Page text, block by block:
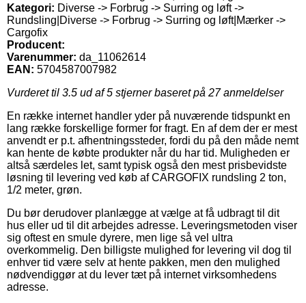
Kategori: Diverse -> Forbrug -> Surring og løft ->
Rundsling|Diverse -> Forbrug -> Surring og løft|Mærker ->
Cargofix
Producent:
Varenummer: da_11062614
EAN: 5704587007982
Vurderet til 3.5 ud af 5 stjerner baseret på 27anmeldelser
En række internet handler yder på nuværende tidspunkt en
lang række forskellige former for fragt. En af dem der er mest
anvendt er p.t. afhentningssteder, fordi du på den måde nemt
kan hente de købte produkter når du har tid. Muligheden er
altså særdeles let, samt typisk også den mest prisbevidste
løsning til levering ved køb af CARGOFIX rundsling 2 ton,
1/2 meter, grøn.
Du bør derudover planlægge at vælge at få udbragt til dit
hus eller ud til dit arbejdes adresse. Leveringsmetoden viser
sig oftest en smule dyrere, men lige så vel ultra
overkommelig. Den billigste mulighed for levering vil dog til
enhver tid være selv at hente pakken, men den mulighed
nødvendiggør at du lever tæt på internet virksomhedens
adresse.